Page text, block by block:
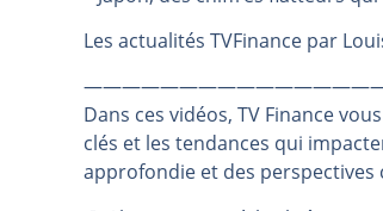
Les actualités TVFinance par
Dans ces vidéos, TV Finance
clés et les tendances qui
approfondie et des perspectives